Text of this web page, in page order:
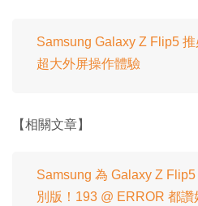
Samsung Galaxy Z Flip5
超大外屏操作體驗
【相關文章】
Samsung 為 Galaxy Z
別版！193 @ ERROR 都讚